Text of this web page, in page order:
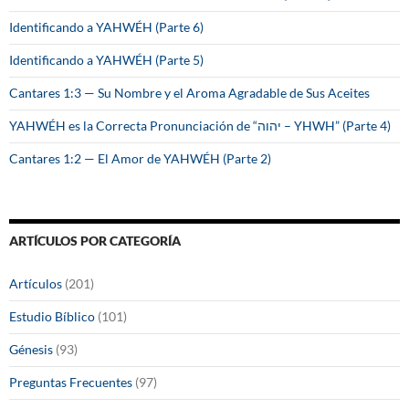
Identificando a YAHWÉH (Parte 6)
Identificando a YAHWÉH (Parte 5)
Cantares 1:3 — Su Nombre y el Aroma Agradable de Sus Aceites
YAHWÉH es la Correcta Pronunciación de “יהוה – YHWH” (Parte 4)
Cantares 1:2 — El Amor de YAHWÉH (Parte 2)
ARTÍCULOS POR CATEGORÍA
Artículos (201)
Estudio Bíblico (101)
Génesis (93)
Preguntas Frecuentes (97)